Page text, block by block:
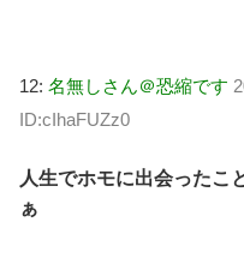
12: 名無しさん＠恐縮です
ID:cIhaFUZz0
人生でホモに出会ったこ
ぁ